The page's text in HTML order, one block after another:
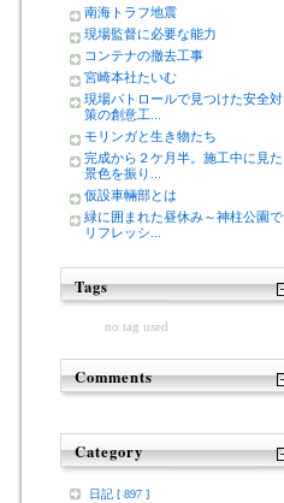
南海トラフ地震
現場監督に必要な能力
コンテナの撤去工事
宮崎本社たいむ
現場パトロールで見つけた安全対
策の創意工...
モリンガと生き物たち
完成から２ケ月半。施工中に見た
景色を振り...
仮設車輛部とは
緑に囲まれた昼休み～神柱公園で
リフレッシ...
Tags
no tag used
Comments
Category
日記 [ 897 ]